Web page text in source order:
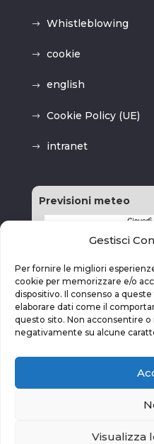
Gestisci
Per fornire le migliori
cookie per memorizzare e/o
dispositivo. Il consenso a
elaborare dati come il
questo sito. Non acconsentire
negativamente su alcune
Visualizza
Whistleblowing
cookie
english
Cookie Policy (UE)
intranet
Previsioni meteo